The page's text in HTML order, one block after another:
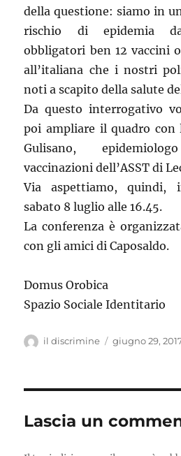
della questione: siamo in
rischio di epidemia
obbligatori ben 12 vaccini
all’italiana che i nostri
noti a scapito della salute
Da questo interrogativo
poi ampliare il quadro con
Gulisano,
vaccinazioni dell’ASST di
Via aspettiamo, quindi,
sabato 8 luglio alle 16.45.
La conferenza è
con gli amici di Caposaldo.
Domus Orobica
Spazio Sociale Identitario
Autore
il discrimine
Pubblicato
giugno 29,
Lascia un